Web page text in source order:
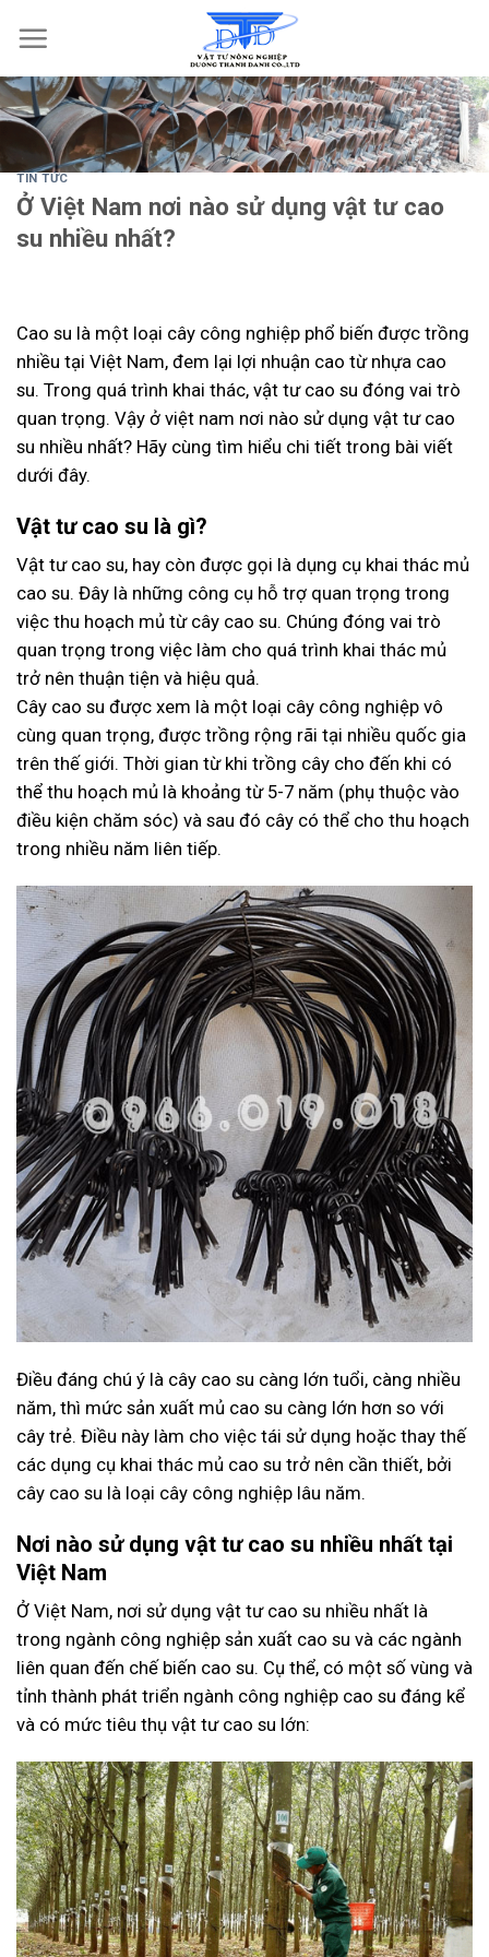
TIN TỨC
Ở Việt Nam nơi nào sử dụng vật tư cao
su nhiều nhất?
Cao su là một loại cây công nghiệp phổ biến được trồng
nhiều tại Việt Nam, đem lại lợi nhuận cao từ nhựa cao
su. Trong quá trình khai thác, vật tư cao su đóng vai trò
quan trọng. Vậy ở việt nam nơi nào sử dụng vật tư cao
su nhiều nhất? Hãy cùng tìm hiểu chi tiết trong bài viết
dưới đây.
Vật tư cao su là gì?
Vật tư cao su, hay còn được gọi là dụng cụ khai thác mủ
cao su. Đây là những công cụ hỗ trợ quan trọng trong
việc thu hoạch mủ từ cây cao su. Chúng đóng vai trò
quan trọng trong việc làm cho quá trình khai thác mủ
trở nên thuận tiện và hiệu quả.
Cây cao su được xem là một loại cây công nghiệp vô
cùng quan trọng, được trồng rộng rãi tại nhiều quốc gia
trên thế giới. Thời gian từ khi trồng cây cho đến khi có
thể thu hoạch mủ là khoảng từ 5-7 năm (phụ thuộc vào
điều kiện chăm sóc) và sau đó cây có thể cho thu hoạch
trong nhiều năm liên tiếp.
Điều đáng chú ý là cây cao su càng lớn tuổi, càng nhiều
năm, thì mức sản xuất mủ cao su càng lớn hơn so với
cây trẻ. Điều này làm cho việc tái sử dụng hoặc thay thế
các dụng cụ khai thác mủ cao su trở nên cần thiết, bởi
cây cao su là loại cây công nghiệp lâu năm.
Nơi nào sử dụng vật tư cao su nhiều nhất tại
Việt Nam
Ở Việt Nam, nơi sử dụng vật tư cao su nhiều nhất là
trong ngành công nghiệp sản xuất cao su và các ngành
liên quan đến chế biến cao su. Cụ thể, có một số vùng và
tỉnh thành phát triển ngành công nghiệp cao su đáng kể
và có mức tiêu thụ vật tư cao su lớn: